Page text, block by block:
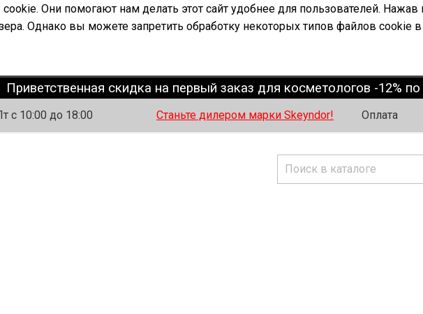
Они помогают нам делать этот сайт удобнее для пользователей.
Однако вы можете запретить обработку некоторых типов файлов cookie в
Приветственная скидка на первый заказ для косметологов -12%
с 10:00 до 18:00 Станьте дилером марки Skeyndor! Оплата